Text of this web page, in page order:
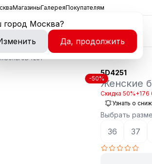
город Москва?
Да, продолжить
МагазиныГалереяПокупателям
5D4251
-50%
5D4251
Женские
Скидка 50%+176
Узнать о
Выбрать
36 37